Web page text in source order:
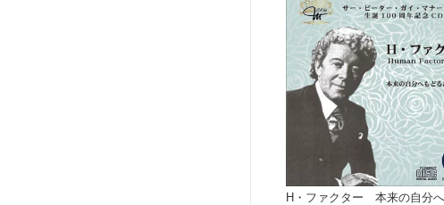
H・ファクター 本来の自分